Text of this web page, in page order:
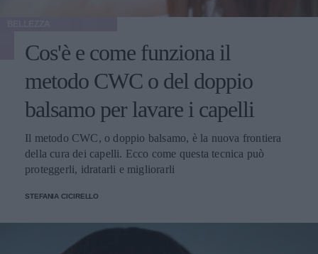
Cos'è e come funziona il
metodo CWC o del doppio
balsamo per lavare i capelli
Il metodo CWC, o doppio balsamo, è la nuova frontiera
della cura dei capelli. Ecco come questa tecnica può
proteggerli, idratarli e migliorarli
STEFANIA CICIRELLO